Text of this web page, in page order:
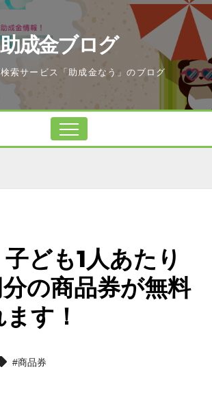
助成金ブログ
索サービス「助成金なう」のブログ
ども1人あたり
の商品券が無料
す！
#商品券